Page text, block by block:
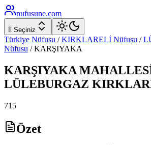
nufusune.com
İl Seçiniz
Türkiye Nüfusu / KIRKLARELİ Nüfusu /
Nüfusu /KARŞIYAKA
KARŞIYAKA
LÜLEBURGAZ
715
Özet